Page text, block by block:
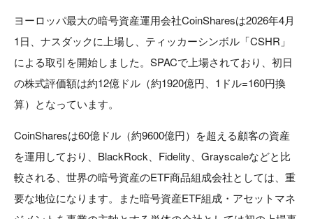
ヨーロッパ最大の暗号資産運用会社CoinSharesは2026年4月
1日、ナスダックに上場し、ティッカーシンボル「CSHR」
による取引を開始しました。SPACで上場されており、初日
の株式評価額は約12億ドル（約1920億円、1ドル=160円換
算）となっています。
CoinSharesは60億ドル（約9600億円）を超える顧客の資産
を運用しており、BlackRock、Fidelity、Grayscaleなどと比
較される、世界の暗号資産のETF商品組成会社としては、重
要な地位になります。また暗号資産ETF組成・アセットマネ